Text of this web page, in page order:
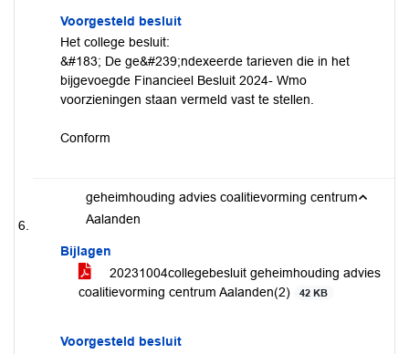
Voorgesteld besluit
Het college besluit:
&#183; De ge&#239;ndexeerde tarieven die in het
bijgevoegde Financieel Besluit 2024- Wmo
voorzieningen staan vermeld vast te stellen.
Conform
geheimhouding advies coalitievorming centrum
Aalanden
Bijlagen
20231004collegebesluit geheimhouding advies
coalitievorming centrum Aalanden(2)
42 KB
Voorgesteld besluit